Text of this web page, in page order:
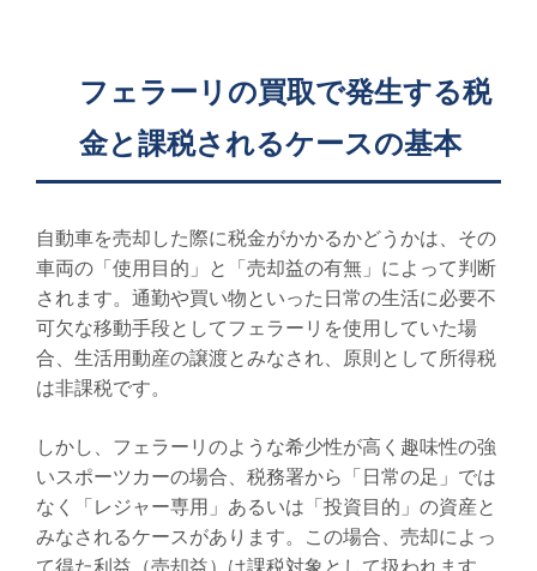
フェラーリの買取で発生する税
金と課税されるケースの基本
自動車を売却した際に税金がかかるかどうかは、その
車両の「使用目的」と「売却益の有無」によって判断
されます。通勤や買い物といった日常の生活に必要不
可欠な移動手段としてフェラーリを使用していた場
合、生活用動産の譲渡とみなされ、原則として所得税
は非課税です。
しかし、フェラーリのような希少性が高く趣味性の強
いスポーツカーの場合、税務署から「日常の足」では
なく「レジャー専用」あるいは「投資目的」の資産と
みなされるケースがあります。この場合、売却によっ